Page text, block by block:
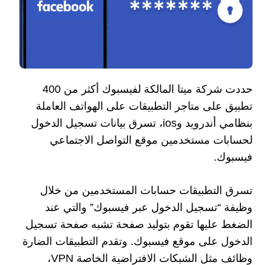
حددت شركة ميتا المالكة لفيسبوك أكثر من 400
تطبيق على متاجر التطبيقات على الهواتف العاملة
بنظامي أندرويد وios، تسرق بيانات تسجيل الدخول
لحسابات مستخدمين موقع التواصل الاجتماعي
فيسبوك.
تسرق التطبيقات حسابات المستخدمين من خلال
وظيفة “تسجيل الدخول عبر فيسبوك” والتي عند
الضغط عليها تقوم بتوليد صفحة تشبه صفحة تسجيل
الدخول على موقع فيسبوك. وتقدم التطبيقات الضارة
وظائف مثل الشبكات الافتراضية الخاصة VPN،